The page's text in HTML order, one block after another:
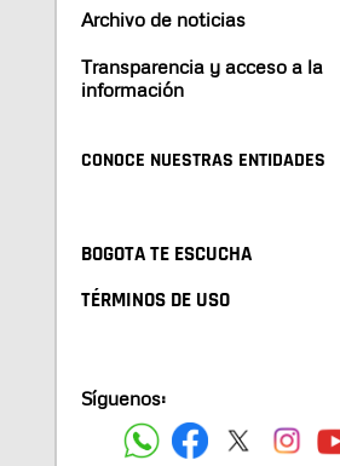
Archivo de noticias
Transparencia y acceso a la
información
CONOCE NUESTRAS ENTIDADES
BOGOTA TE ESCUCHA
TÉRMINOS DE USO
Síguenos: